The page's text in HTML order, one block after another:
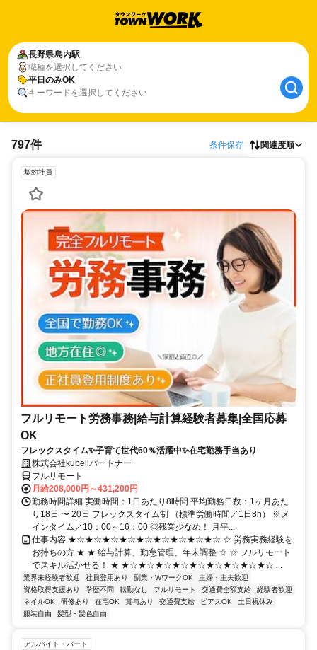
長野県島内駅
職種を選択してください
平日のみOK
キーワードを選択してください
797件 条件保存 関連度順
契約社員
フルリモート労務事務|給与計算経験者募集|全国応募
OK
フレックスタイム✨子育て世代60％活躍中✨在宅勤務手当あり
株式会社kubellパートナー
フルリモート
月給208,000円～431,200円
勤務時間詳細 実働時間：1日あたり8時間 平均勤務日数：1ヶ月あた
り18日 〜 20日 フレックスタイム制 （標準労働時間／1日8h） ※メ
インタイム／10：00～16：00 ◎残業少なめ！ 月平...
仕事内容 ★☆★☆★☆★☆★☆★☆★☆★☆★☆ ☆ 労務実務経験を
お持ちの方 ★ ★ 給与計算、勤怠管理、年末調整 ☆ ☆ フルリモート
でスキル活かせる！ ★ ★☆★☆★☆★☆★☆★☆★☆★☆★☆ ...
業界未経験者歓迎 社員登用あり 副業・WワークOK
主婦・主夫歓迎
資格取得支援あり
学歴不問 転勤なし フルリモート 交通費全額支給
経験者歓迎
ネイルOK
研修あり 在宅OK 賞与あり 交通費支給 ピアスOK
土日祝休み
服装自由
髪型・髪色自由
アルバイト・パート